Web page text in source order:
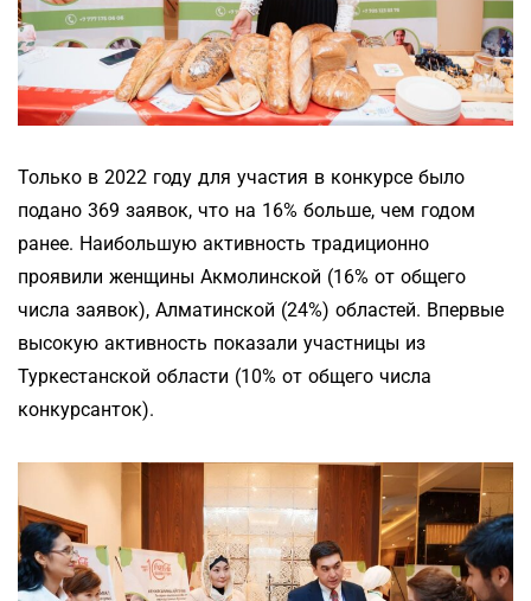
Только в 2022 году для участия в конкурсе было
подано 369 заявок, что на 16% больше, чем годом
ранее. Наибольшую активность традиционно
проявили женщины Акмолинской (16% от общего
числа заявок), Алматинской (24%) областей. Впервые
высокую активность показали участницы из
Туркестанской области (10% от общего числа
конкурсанток).